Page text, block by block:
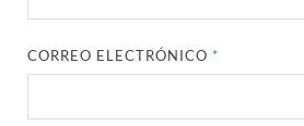
CORREO ELECTRÓNICO*